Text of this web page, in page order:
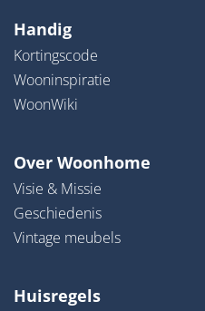
Handig
Kortingscode
Wooninspiratie
WoonWiki
Over Woonhome
Visie & Missie
Geschiedenis
Vintage meubels
Huisregels